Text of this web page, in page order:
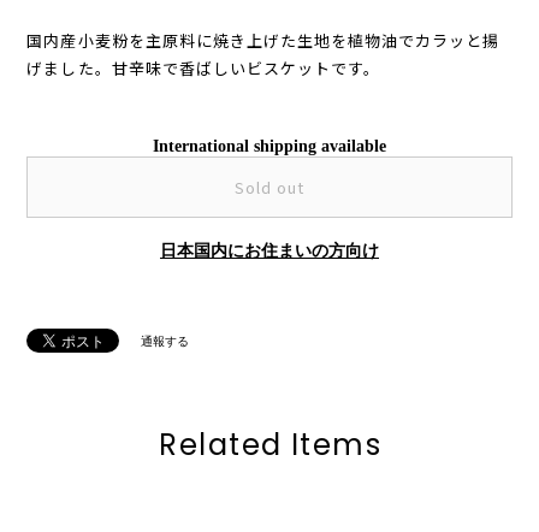
国内産小麦粉を主原料に焼き上げた生地を植物油でカラッと揚
げました。甘辛味で香ばしいビスケットです。
International shipping available
Sold out
日本国内にお住まいの方向け
通報する
Related Items